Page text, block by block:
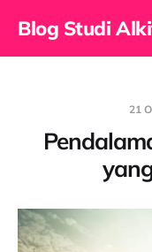
Blog Studi
21